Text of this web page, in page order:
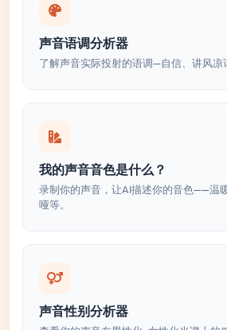
声音语调分析器
了解声音实际投射的语调—自信、讲风凉
我的声音音色是什么？
录制你的声音，让AI描述你的音色——温
哑等。
声音性别分析器